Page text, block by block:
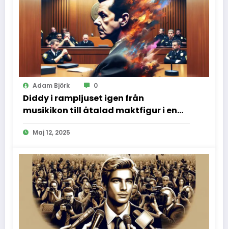
Adam Björk 0
Diddy i rampljuset igen från
musikikon till åtalad maktfigur i en
dramatisk rättssal
Maj 12, 2025